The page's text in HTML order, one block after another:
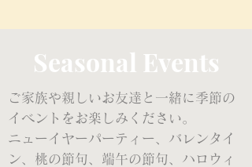
Seasonal Events
ご家族や親しいお友達と一緒に季節の
イベントをお楽しみください。
​ニューイヤーパーティー、バレンタイ
ン、桃の節句、端午の節句、ハロウィ